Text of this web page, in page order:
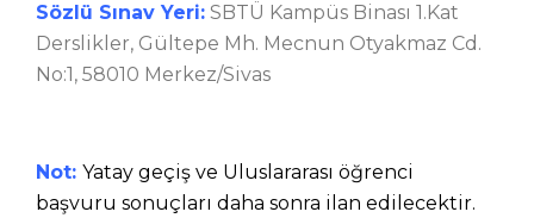
Sözlü Sınav Yeri: SBTÜ Kampüs Binası 1.Kat
Derslikler, Gültepe Mh. Mecnun Otyakmaz Cd.
No:1, 58010 Merkez/Sivas
Not: Yatay geçiş ve Uluslararası öğrenci
başvuru sonuçları daha sonra ilan edilecektir.